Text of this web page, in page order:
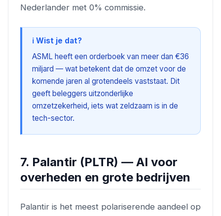
Nederlander met 0% commissie.
ℹ️ Wist je dat?
ASML heeft een orderboek van meer dan €36
miljard — wat betekent dat de omzet voor de
komende jaren al grotendeels vaststaat. Dit
geeft beleggers uitzonderlijke
omzetzekerheid, iets wat zeldzaam is in de
tech-sector.
7. Palantir (PLTR) — AI voor
overheden en grote bedrijven
Palantir is het meest polariserende aandeel op